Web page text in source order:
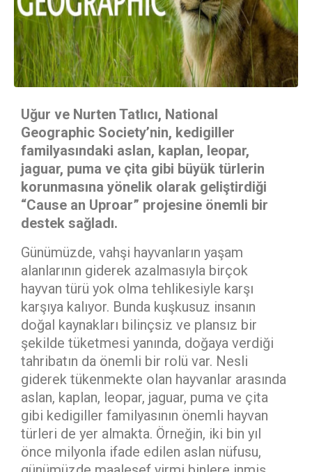
Uğur ve Nurten Tatlıcı, National
Geographic Society’nin, kedigiller
familyasındaki aslan, kaplan, leopar,
jaguar, puma ve çita gibi büyük türlerin
korunmasına yönelik olarak geliştirdiği
“Cause an Uproar” projesine önemli bir
destek sağladı.
Günümüzde, vahşi hayvanların yaşam
alanlarının giderek azalmasıyla birçok
hayvan türü yok olma tehlikesiyle karşı
karşıya kalıyor. Bunda kuşkusuz insanın
doğal kaynakları bilinçsiz ve plansız bir
şekilde tüketmesi yanında, doğaya verdiği
tahribatın da önemli bir rolü var. Nesli
giderek tükenmekte olan hayvanlar arasında
aslan, kaplan, leopar, jaguar, puma ve çita
gibi kedigiller familyasının önemli hayvan
türleri de yer almakta. Örneğin, iki bin yıl
önce milyonla ifade edilen aslan nüfusu,